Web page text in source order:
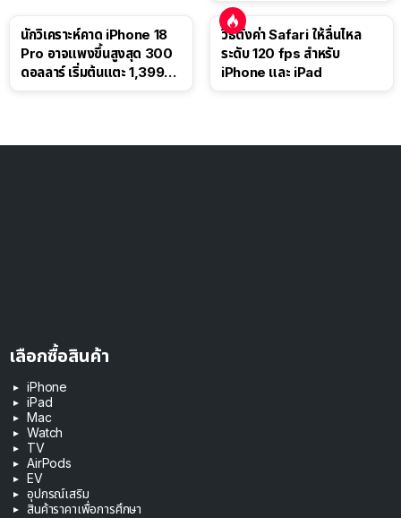
นักวิเคราะห์คาด iPhone 18
Pro อาจแพงขึ้นสูงสุด 300
ดอลลาร์ เริ่มต้นแตะ 1,399
วิธีตั้งค่า Safari ให้ลื่นไหล
ระดับ 120 fps สำหรับ
iPhone และ iPad
เลือกซื้อสินค้า
iPhone
iPad
Mac
Watch
TV
AirPods
EV
อุปกรณ์เสริม
สินค้าราคาเพื่อการศึกษา